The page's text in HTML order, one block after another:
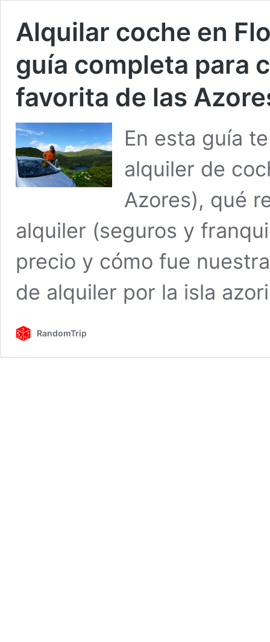
Alquilar coche en
guía completa para
favorita de las
En esta guía
alquiler de
Azores), qué
alquiler (seguros y
precio y cómo fue
de alquiler por la isla
RandomTrip